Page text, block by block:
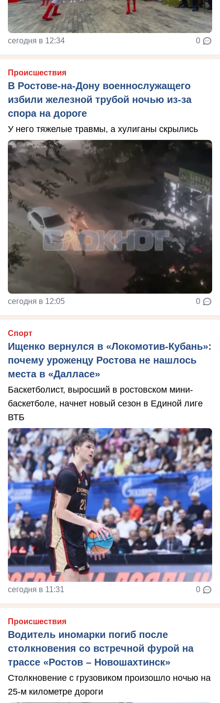
сегодня в 12:34 0
Происшествия
В Ростове-на-Дону военнослужащего
избили железной трубой ночью из-за
спора на дороге
У него тяжелые травмы, а хулиганы скрылись
сегодня в 12:05 0
Спорт
Ищенко вернулся в «Локомотив-Кубань»:
почему уроженцу Ростова не нашлось
места в «Далласе»
Баскетболист, выросший в ростовском мини-
баскетболе, начнет новый сезон в Единой лиге
ВТБ
сегодня в 11:31 0
Происшествия
Водитель иномарки погиб после
столкновения со встречной фурой на
трассе «Ростов – Новошахтинск»
Столкновение с грузовиком произошло ночью на
25-м километре дороги